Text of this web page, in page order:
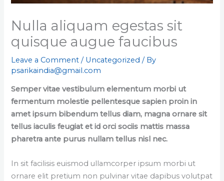
Nulla aliquam egestas sit
quisque augue faucibus
Leave a Comment / Uncategorized / By
psarikaindia@gmail.com
Semper vitae vestibulum elementum morbi ut
fermentum molestie pellentesque sapien proin in
amet ipsum bibendum tellus diam, magna ornare sit
tellus iaculis feugiat et id orci sociis mattis massa
pharetra ante purus nullam tellus nisl nec.
In sit facilisis euismod ullamcorper ipsum morbi ut
ornare elit pretium non pulvinar vitae dapibus volutpat